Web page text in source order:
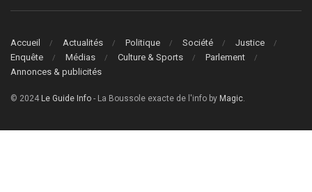
Accueil Actualités Politique Société
Justice
Enquête
Médias Culture & Sports
Parlement
Annonces & publicités
© 2024 Le Guide Info - La Boussole exacte de l'info by Magic